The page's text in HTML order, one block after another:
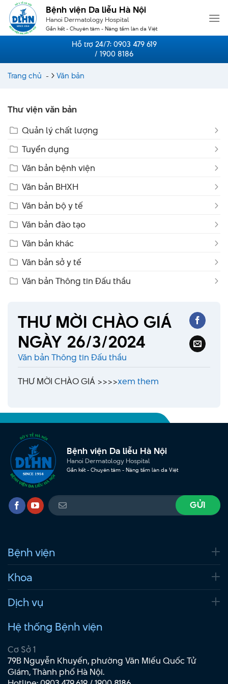
Skip
content
Bệnh viện Da liễu Hà Nội
Hanoi Dermatology Hospital
Gắn kết - Chuyên tâm - Nâng tầm làn da Việt
Hỗ trợ 24/7: 0903 479 619
/ 1900 8186
Trang chủ - Văn bản
Thư viện văn bản
Quản lý chất lượng
Tuyển dụng
Văn bản bệnh viện
Văn bản BHXH
Văn bản bộ y tế
Văn bản đào tạo
Văn bản khác
Văn bản sở y tế
Văn bản Thông tin Đấu thầu
THƯ MỜI CHÀO GIÁ
NGÀY 26/3/2024
Văn bản Thông tin Đấu thầu
THƯ MỜI CHÀO GIÁ >>>>xem them
Bệnh viện Da liễu Hà Nội
Hanoi Dermatology Hospital
Gắn kết - Chuyên tâm - Nâng tầm làn da Việt
Bệnh viện
Khoa
Dịch vụ
Hệ thống Bệnh viện
Cơ Sở 1
79B Nguyễn Khuyến, phường Văn Miếu Quốc Tử
Giám, Thành phố Hà Nội.